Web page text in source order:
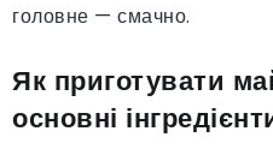
головне — смачно.
Як приготувати
основні